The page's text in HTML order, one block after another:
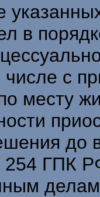
в
с
месту
до
ГПК